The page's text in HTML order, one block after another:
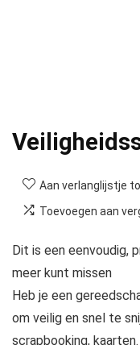
Aan verlanglijstje
Toevoegen aan
Dit is een eenvoudig,
meer kunt missen
Heb je een
om veilig en snel te
scrapbooking,